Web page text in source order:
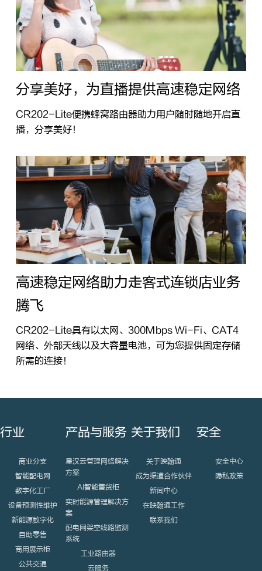
分享美好，为直播提供高速稳定网络
CR202-Lite便携蜂窝路由器助力用户随时随地开启直
播，分享美好！
高速稳定网络助力走客式连锁店业务
腾飞
CR202-Lite具有以太网、300Mbps Wi-Fi、CAT4
网络、外部天线以及大容量电池，可为您提供固定存储
所需的连接！
行业
商业分支
智能配电网
数字化工厂
设备预测性维护
新能源数字化
自助零售
商用展示柜
公共交通
产品与服务
星汉云管理网络解决
方案
AI智能售货柜
实时能源管理解决方
案
配电网架空线路监测
系统
工业路由器
云服务
关于我们
关于映翰通
成为渠道合作伙伴
新闻中心
在映翰通工作
联系我们
安全
安全中心
隐私政策